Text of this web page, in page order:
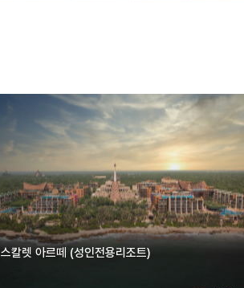
스칼렛 아르떼 (성인전용리조트)